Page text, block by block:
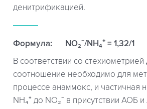
денитрификацией.
Формула:
NO₂⁻/NH₄⁺ = 1,32/1
В соответствии со стехиометрией
соотношение необходимо для
процессе анаммокс, и частичная
NH₄⁺ до NO₂⁻ в присутствии АОБ